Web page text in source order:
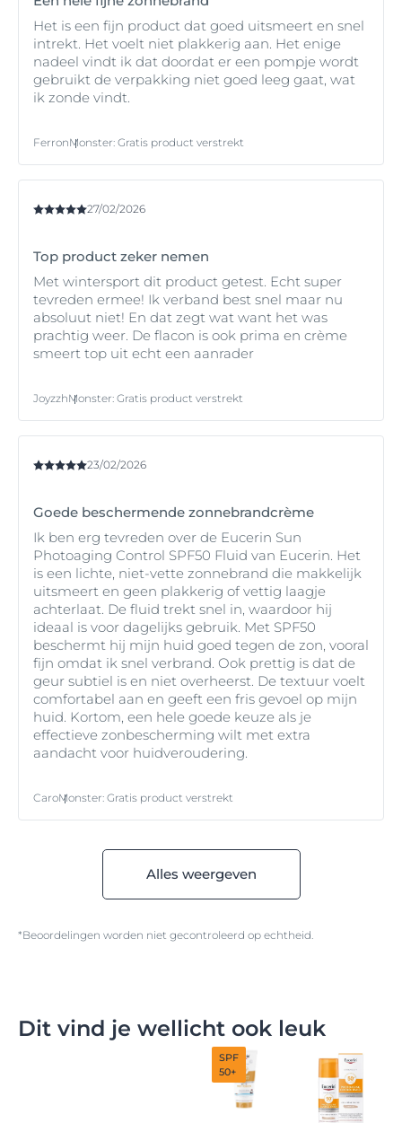
Beide types UV-straling kunnen leiden tot
hyperpigmentatieen bijdragen aan het ontstaan van
zonnevlekken (ook bekend als ouderdomsvlekken) en
melasma(pigmentstoornis waarbij grillige
donkerbruine vlekken ontstaan in het gezicht).
Het is een fijn product dat goed uitsmeert en snel
intrekt. Het voelt niet plakkerig aan. Het enige
nadeel vindt ik dat doordat er een pompje wordt
gebruikt de verpakking niet goed leeg gaat, wat
ik zonde vindt.
FerronMonster: Gratis product verstrekt
27/02/2026
Top product zeker nemen
Met wintersport dit product getest. Echt super
tevreden ermee! Ik verband best snel maar nu
absoluut niet! En dat zegt wat want het was
prachtig weer. De flacon is ook prima en crème
smeert top uit echt een aanrader
JoyzzhMonster: Gratis product verstrekt
23/02/2026
Goede beschermende zonnebrandcrème
Ik ben erg tevreden over de Eucerin Sun
Photoaging Control SPF50 Fluid van Eucerin. Het
is een lichte, niet-vette zonnebrand die makkelijk
uitsmeert en geen plakkerig of vettig laagje
achterlaat. De fluid trekt snel in, waardoor hij
ideaal is voor dagelijks gebruik. Met SPF50
beschermt hij mijn huid goed tegen de zon, vooral
fijn omdat ik snel verbrand. Ook prettig is dat de
geur subtiel is en niet overheerst. De textuur voelt
comfortabel aan en geeft een fris gevoel op mijn
huid. Kortom, een hele goede keuze als je
effectieve zonbescherming wilt met extra
aandacht voor huidveroudering.
CaroMonster: Gratis product verstrekt
Alles weergeven
*Beoordelingen worden niet gecontroleerd op echtheid.
Dit vind je wellicht ook leuk
SPF
50+